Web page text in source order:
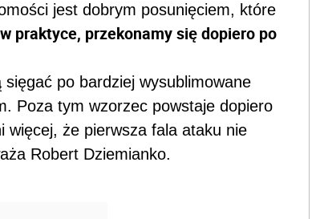
jest dobrym posunięciem, które
praktyce, przekonamy się dopiero po
po bardziej wysublimowane
Poza tym wzorzec powstaje dopiero
więcej, że pierwsza fala ataku nie
Robert Dziemianko.